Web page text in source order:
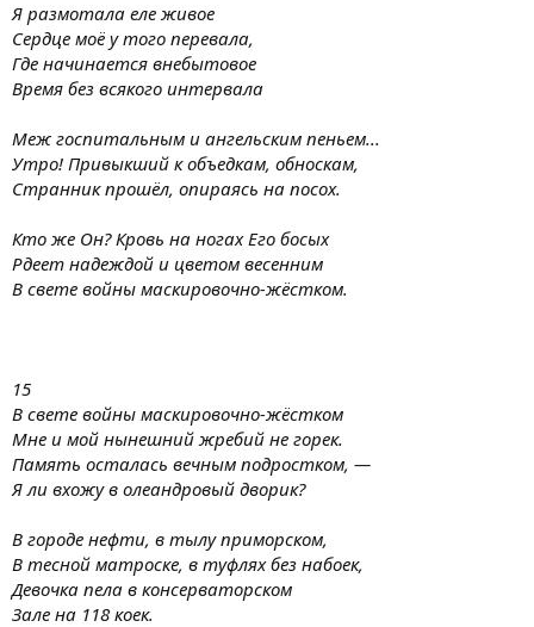
Я размотала еле живое
Сердце моё у того перевала,
Где начинается внебытовое
Время без всякого интервала
Меж госпитальным и ангельским пеньем...
Утро! Привыкший к объедкам, обноскам,
Странник прошёл, опираясь на посох.
Кто же Он? Кровь на ногах Его босых
Рдеет надеждой и цветом весенним
В свете войны маскировочно-жёстком.
15
В свете войны маскировочно-жёстком
Мне и мой нынешний жребий не горек.
Память осталась вечным подростком, —
Я ли вхожу в олеандровый дворик?
В городе нефти, в тылу приморском,
В тесной матроске, в туфлях без набоек,
Девочка пела в консерваторском
Зале на 118 коек.